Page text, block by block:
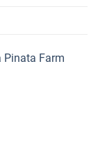
Pinata Farm